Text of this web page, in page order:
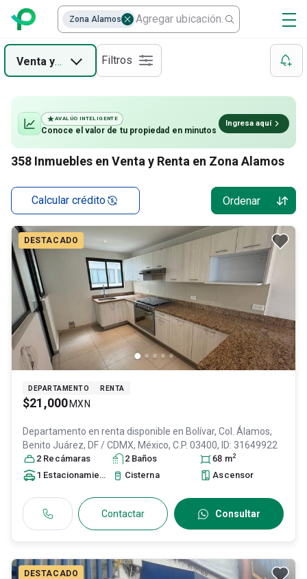
Venta yRenta Filtros
358 Inmuebles en Venta y Renta en Zona Alamos
Calcular crédito Ordenar
AVALÚO INTELIGENTE
Conoce el valor de tu propiedad en minutos
Ingresa aquí
DESTACADO
DEPARTAMENTO RENTA
$21,000 MXN
Departamento en renta disponible en Bolívar, Col. Álamos,
Benito Juárez, DF / CDMX, México, C.P. 03400, ID: 31649922
2 Recámaras 2 Baños 68 m2
1 Estacionamiento Cisterna Ascensor
Contactar Consultar
DESTACADO
Casas en renta en Alamos
Departamentos en renta en Alamos
Cuartos en renta en Alamos
Casas
Departamentos
Zona Alamos